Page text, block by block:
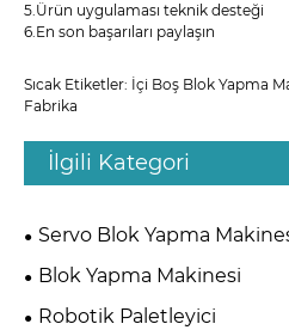
5.Ürün uygulaması teknik desteği
6.En son başarıları paylaşın
Sıcak Etiketler: İçi Boş Blok Yapma
Fabrika
İlgili Kategori
Servo Blok Yapma
Blok Yapma Makinesi
Robotik Paletleyici